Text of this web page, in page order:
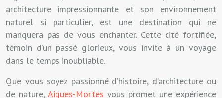
architecture impressionnante et son environnement
naturel si particulier, est une destination qui ne
manquera pas de vous enchanter. Cette cité fortifiée,
témoin d’un passé glorieux, vous invite à un voyage
dans le temps inoubliable.
Que vous soyez passionné d’histoire, d’architecture ou
de nature, Aigues-Mortes vous promet une expérience